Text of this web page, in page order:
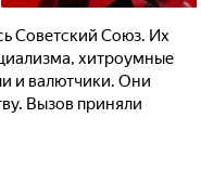
Советский Союз. Их
хитроумные
и валютчики. Они
Вызов приняли